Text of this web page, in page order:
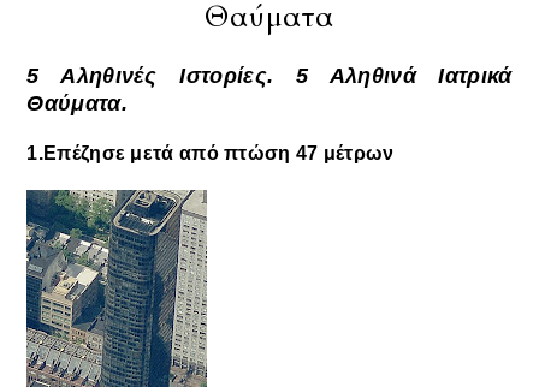
Θαύματα
5 Αληθινές Ιστορίες. 5 Αληθινά Ιατρικά
Θαύματα.
1.Επέζησε μετά από πτώση 47 μέτρων